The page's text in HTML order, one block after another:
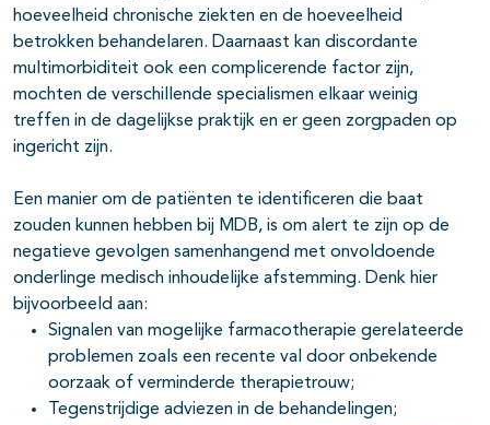
hoeveelheid chronische ziekten en de hoeveelheid
betrokken behandelaren. Daarnaast kan discordante
multimorbiditeit ook een complicerende factor zijn,
mochten de verschillende specialismen elkaar weinig
treffen in de dagelijkse praktijk en er geen zorgpaden op
ingericht zijn.
Een manier om de patiënten te identificeren die baat
zouden kunnen hebben bij MDB, is om alert te zijn op de
negatieve gevolgen samenhangend met onvoldoende
onderlinge medisch inhoudelijke afstemming. Denk hier
bijvoorbeeld aan:
Signalen van mogelijke farmacotherapie gerelateerde
problemen zoals een recente val door onbekende
oorzaak of verminderde therapietrouw;
Tegenstrijdige adviezen in de behandelingen;